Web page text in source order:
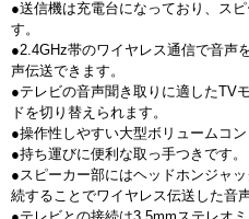
●送信機は充電台になっており、ス
す。
●2.4GHz帯のワイヤレス通信で音声
声伝送できます。
●テレビの音声聞き取りに適したTV
ドを切り替えられます。
●操作性しやすい大型ボリュームコ
●持ち運びに便利な取っ手つきです。
●スピーカー部にはヘッドホンジャ
続することでワイヤレス伝送した音